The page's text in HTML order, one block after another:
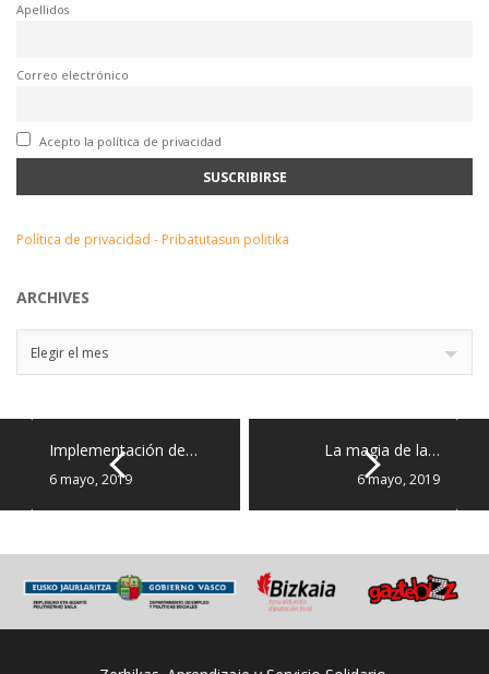
Apellidos
Correo electrónico
Acepto la política de privacidad
Política de privacidad - Pribatutasun politika
ARCHIVES
Elegir el mes
Implementación de…
6 mayo, 2019
La magia de la…
6 mayo, 2019